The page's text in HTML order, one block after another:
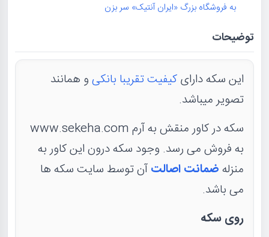
به فروشگاه بزرگ «ایران آنتیک» سر بزن
توضیحات
این سکه دارایکیفیت تقریبا بانکیو همانند
تصویر میباشد.
سکه در کاور منقش به آرم www.sekeha.com
به فروش می رسد. وجود سکه درون این کاور به
منزلهضمانت اصالتآن توسط سایت سکه ها
می باشد.
روی سکه